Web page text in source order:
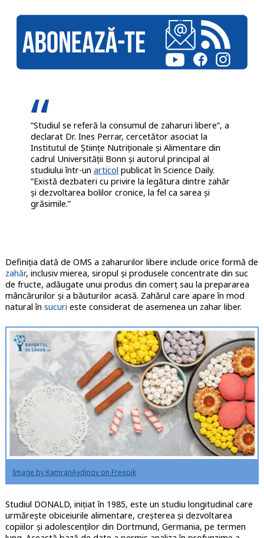
”Studiul se referă la consumul de zaharuri libere”, a
declarat Dr. Ines Perrar, cercetător asociat la
Institutul de Științe Nutriționale și Alimentare din
cadrul Universității Bonn și autorul principal al
studiului într-un articol publicat în Science Daily.
”Există dezbateri cu privire la legătura dintre zahăr
și dezvoltarea bolilor cronice, la fel ca sarea și
grăsimile.”
Definiția dată de OMS a zaharurilor libere include orice formă de
zahăr, inclusiv mierea, siropul și produsele concentrate din suc
de fructe, adăugate unui produs din comerț sau la prepararea
mâncărurilor și a băuturilor acasă. Zahărul care apare în mod
natural în sucuri este considerat de asemenea un zahar liber.
Image by KamranAydinov on Freepik
Studiul DONALD, inițiat în 1985, este un studiu longitudinal care
urmărește obiceiurile alimentare, creșterea și dezvoltarea
copiilor și adolescenților din Dortmund, Germania, pe termen